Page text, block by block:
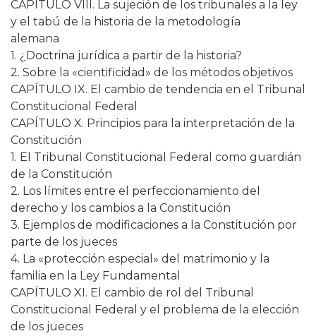
CAPÍTULO VIII. La sujeción de los tribunales a la ley
y el tabú de la historia de la metodología
alemana
1. ¿Doctrina jurídica a partir de la historia?
2. Sobre la «cientificidad» de los métodos objetivos
CAPÍTULO IX. El cambio de tendencia en el Tribunal
Constitucional Federal
CAPÍTULO X. Principios para la interpretación de la
Constitución
1. El Tribunal Constitucional Federal como guardián
de la Constitución
2. Los límites entre el perfeccionamiento del
derecho y los cambios a la Constitución
3. Ejemplos de modificaciones a la Constitución por
parte de los jueces
4. La «protección especial» del matrimonio y la
familia en la Ley Fundamental
CAPÍTULO XI. El cambio de rol del Tribunal
Constitucional Federal y el problema de la elección
de los jueces